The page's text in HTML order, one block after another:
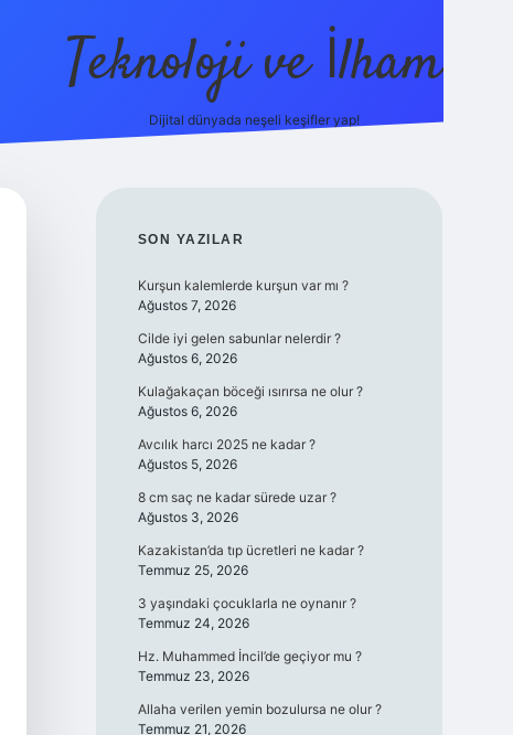
Teknoloji ve İlham
Dijital dünyada neşeli keşifler yap!
SIDEBAR
SON YAZILAR
Kurşun kalemlerde kurşun var mı ?
Ağustos 7, 2026
Cilde iyi gelen sabunlar nelerdir ?
Ağustos 6, 2026
Kulağakaçan böceği ısırırsa ne olur ?
Ağustos 6, 2026
Avcılık harcı 2025 ne kadar ?
Ağustos 5, 2026
8 cm saç ne kadar sürede uzar ?
Ağustos 3, 2026
Kazakistan’da tıp ücretleri ne kadar ?
Temmuz 25, 2026
3 yaşındaki çocuklarla ne oynanır ?
Temmuz 24, 2026
Hz. Muhammed İncil’de geçiyor mu ?
Temmuz 23, 2026
Allaha verilen yemin bozulursa ne olur ?
Temmuz 21, 2026